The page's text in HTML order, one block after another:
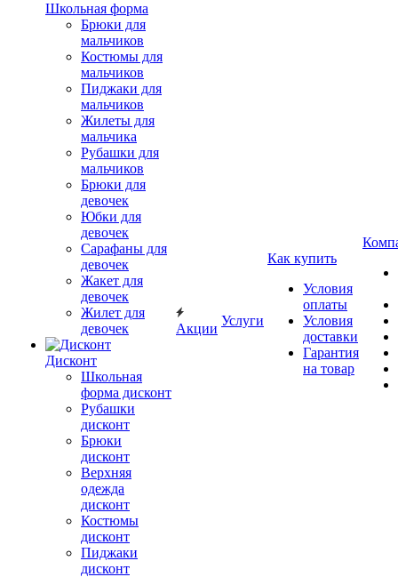
Школьная форма
Брюки для
мальчиков
Костюмы для
мальчиков
Пиджаки для
мальчиков
Жилеты для
мальчика
Рубашки для
мальчиков
Брюки для
девочек
Юбки для
девочек
Сарафаны для
девочек
Жакет для
девочек
Жилет для
девочек
Дисконт
Школьная
форма дисконт
Рубашки
дисконт
Брюки
дисконт
Верхняя
одежда
дисконт
Костюмы
дисконт
Пиджаки
дисконт
Акции
Услуги
Как купить
Условия
оплаты
Условия
доставки
Гарантия
на товар